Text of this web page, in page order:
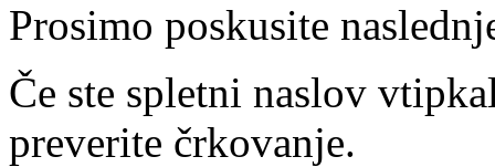
Prosimo poskusite
Če ste spletni naslov
preverite črkovanje.